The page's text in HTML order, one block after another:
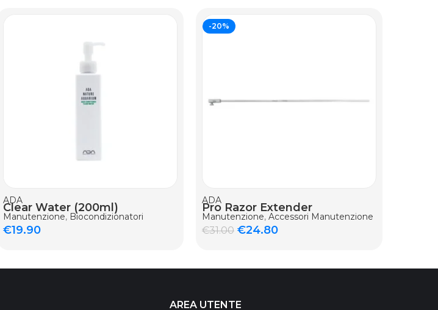
ADA
Clear Water (200ml)
Manutenzione, Biocondizionatori
€19.90
-20%
ADA
Pro Razor Extender
Manutenzione, Accessori Manutenzione
€31.00 €24.80
AREA UTENTE